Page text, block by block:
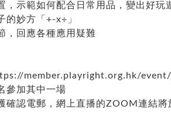
，示範如何配合日常用品，變出好玩
的妙方「+-x÷」
，回應各種應用疑難
member.playright.org.hk/
參加其中一場
確認電郵，網上直播的ZOOM連結